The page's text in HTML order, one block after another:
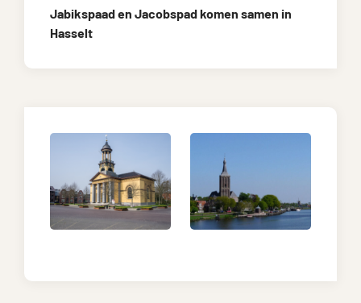
Jabikspaad en Jacobspad komen samen in
Hasselt